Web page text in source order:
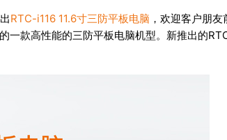
RTC-i116 11.6寸三防平板电脑 ，欢迎客户朋友
款高性能的三防平板电脑机型。新推出的